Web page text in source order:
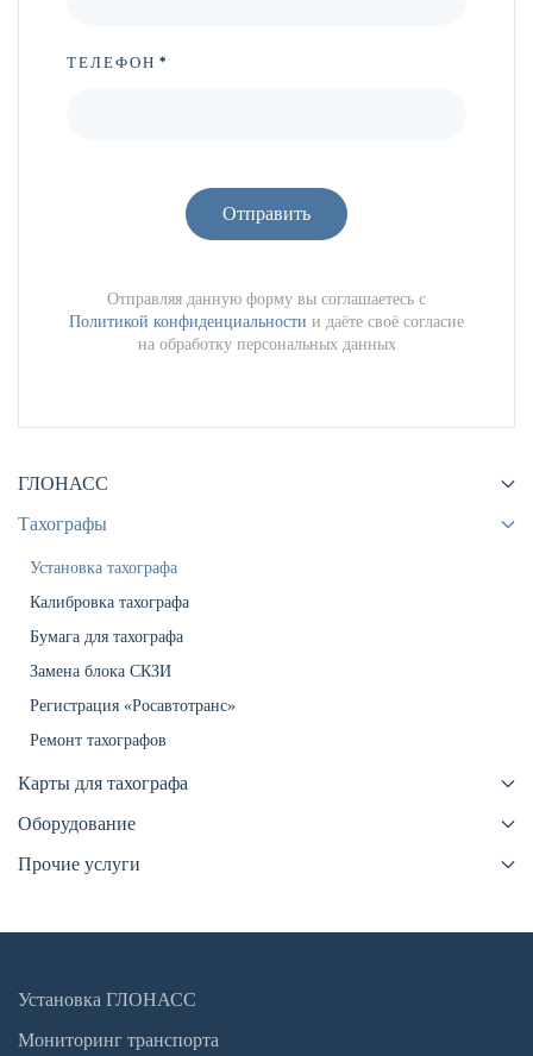
ТЕЛЕФОН *
Отправить
Отправляя данную форму вы соглашаетесь с
Политикой конфиденциальности и даёте своё согласие
на обработку персональных данных
ГЛОНАСС
Тахографы
Установка тахографа
Калибровка тахографа
Бумага для тахографа
Замена блока СКЗИ
Регистрация «Росавтотранс»
Ремонт тахографов
Карты для тахографа
Оборудование
Прочие услуги
Установка ГЛОНАСС
Мониторинг транспорта